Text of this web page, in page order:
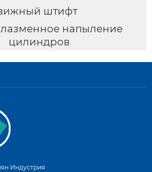
штифт
напыление
цилиндров
Индустрия